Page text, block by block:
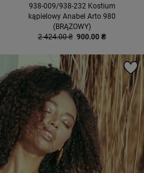
938-009/938-232 Kostium
kąpielowy Anabel Arto 980
(BRĄZOWY)
2 424.00 ₴ 900.00 ₴